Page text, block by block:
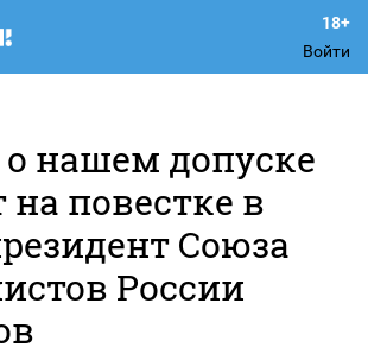
Войти
о нашем допуске
на повестке в
Союза
России